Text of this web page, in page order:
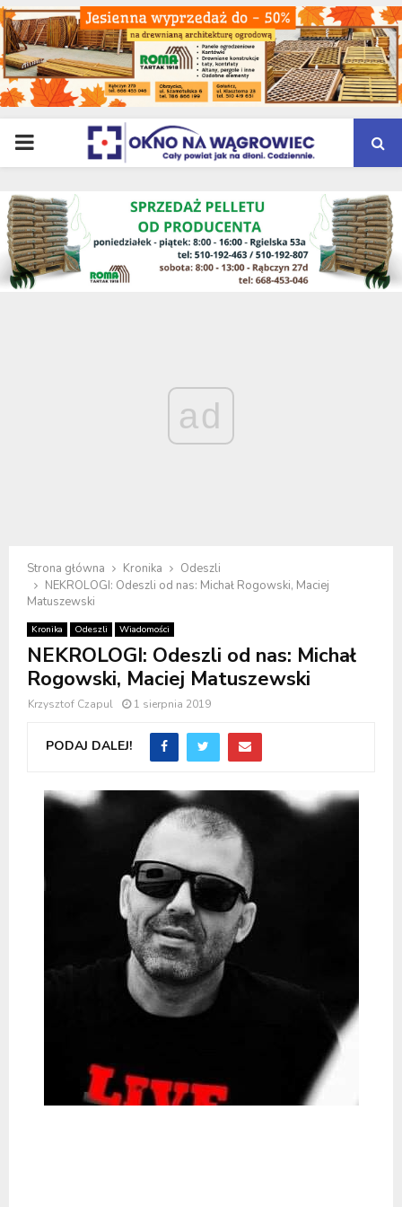
PRIMARY
MENU
ad
Strona główna Kronika
Odeszli
NEKROLOGI: Odeszli od nas: Michał Rogowski, Maciej
Matuszewski
Kronika Odeszli Wiadomości
NEKROLOGI: Odeszli od nas: Michał
Rogowski, Maciej Matuszewski
Krzysztof Czapul 1 sierpnia 2019
PODAJ DALEJ!